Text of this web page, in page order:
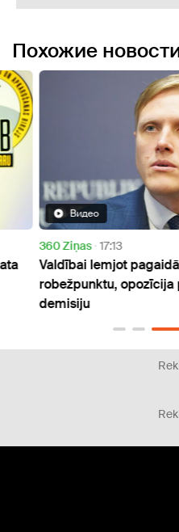
Похожие
Видео
360 Ziņas 17:13
Valdībai lemjot
robežpunktu,
demisiju